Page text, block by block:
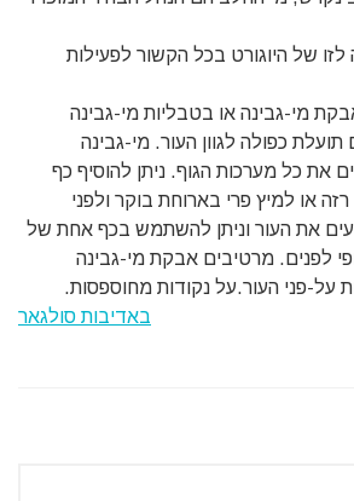
לזו של היוגורט בכל הקשור לפעילות
מי-גבינה או בטבליות מי-גבינה
תועלת כפולה לגוון העור. מי-גבינה
את כל מערכות הגוף. ניתן להוסיף כף
או למיץ פרי בארוחת בוקר ולפני
את העור וניתן להשתמש בכף אחת של
לפנים. מרטיבים אבקת מי-גבינה
על-פני העור.על נקודות מחוספסות.
באדיבות סולגאר